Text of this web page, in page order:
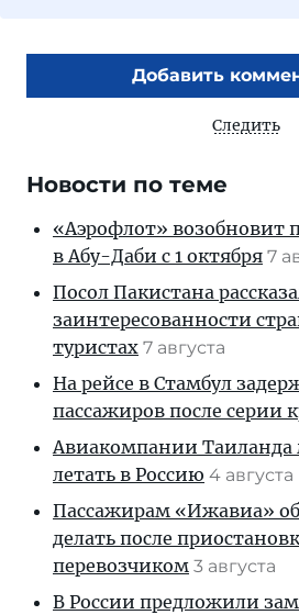
Добавить
Следить
Новости по теме
«Аэрофлот» возобновит
в Абу-Даби с 1 октября 7
Посол Пакистана
заинтересованности
туристах 7 августа
На рейсе в Стамбул
пассажиров после серии
Авиакомпании Таиланда
летать в Россию 4 августа
Пассажирам «Ижавиа»
делать после
перевозчиком 3 августа
В России предложили